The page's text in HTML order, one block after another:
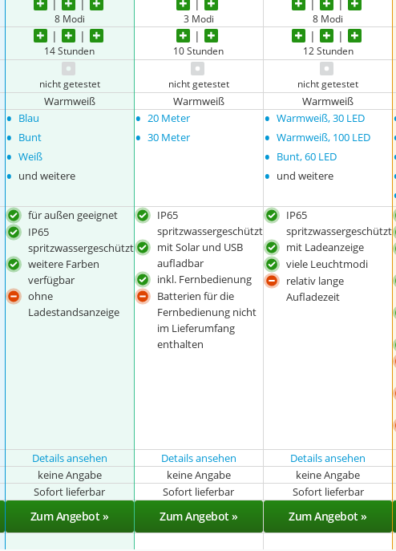
8 Modi 3 Modi 8 Modi
14 Stunden 10 Stunden 12 Stunden
nicht getestet nicht getestet nicht getestet
Warmweiß Warmweiß Warmweiß
• Blau
• Bunt
• Weiß
• und weitere
• 20 Meter
• 30 Meter
• Warmweiß, 30 LED
• Warmweiß, 100 LED
• Bunt, 60 LED
• und weitere
für außen geeignet
IP65
spritzwassergeschützt
weitere Farben
verfügbar
ohne
Ladestandsanzeige
IP65
spritzwassergeschützt
mit Solar und USB
aufladbar
inkl. Fernbedienung
Batterien für die
Fernbedienung nicht
im Lieferumfang
enthalten
IP65
spritzwassergeschützt
mit Ladeanzeige
viele Leuchtmodi
relativ lange
Aufladezeit
Details ansehen Details ansehen Details ansehen
keine Angabe keine Angabe keine Angabe
Sofort lieferbar Sofort lieferbar Sofort lieferbar
Zum Angebot » Zum Angebot » Zum Angebot »